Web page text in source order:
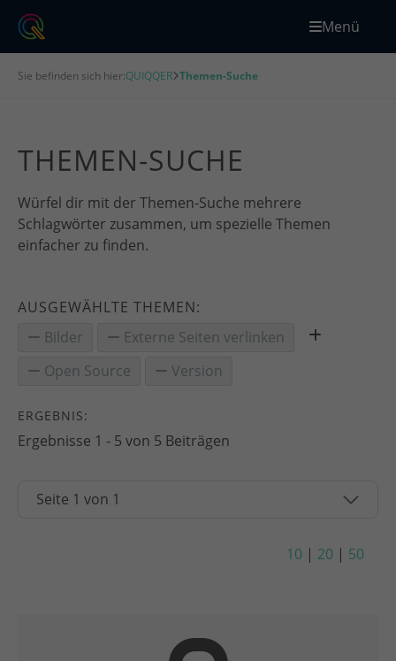
Menü
Sie befinden sich hier:QUIQQER Themen-Suche
THEMEN-SUCHE
Würfel dir mit der Themen-Suche mehrere
Schlagwörter zusammen, um spezielle Themen
einfacher zu finden.
AUSGEWÄHLTE THEMEN:
Bilder
Externe Seiten verlinken
Open Source
Version
ERGEBNIS:
Ergebnisse 1 - 5 von 5 Beiträgen
10 | 20 | 50